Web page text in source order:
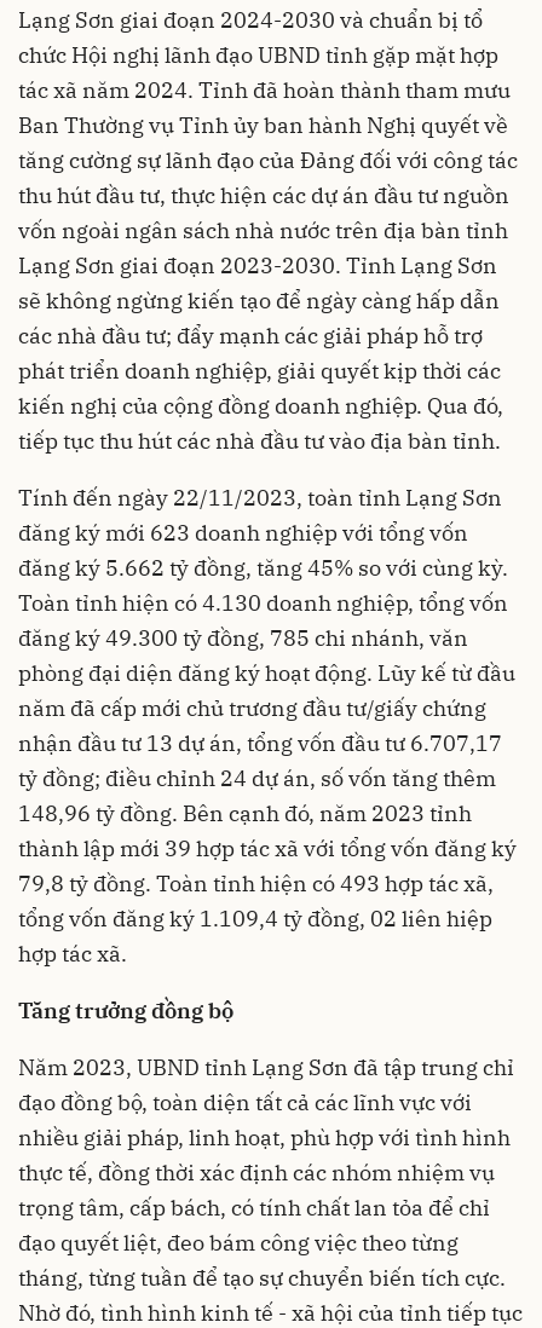
Lạng Sơn giai đoạn 2024-2030 và chuẩn bị tổ
chức Hội nghị lãnh đạo UBND tỉnh gặp mặt hợp
tác xã năm 2024. Tỉnh đã hoàn thành tham mưu
Ban Thường vụ Tỉnh ủy ban hành Nghị quyết về
tăng cường sự lãnh đạo của Đảng đối với công tác
thu hút đầu tư, thực hiện các dự án đầu tư nguồn
vốn ngoài ngân sách nhà nước trên địa bàn tỉnh
Lạng Sơn giai đoạn 2023-2030. Tỉnh Lạng Sơn
sẽ không ngừng kiến tạo để ngày càng hấp dẫn
các nhà đầu tư; đẩy mạnh các giải pháp hỗ trợ
phát triển doanh nghiệp, giải quyết kịp thời các
kiến nghị của cộng đồng doanh nghiệp. Qua đó,
tiếp tục thu hút các nhà đầu tư vào địa bàn tỉnh.
Tính đến ngày 22/11/2023, toàn tỉnh Lạng Sơn
đăng ký mới 623 doanh nghiệp với tổng vốn
đăng ký 5.662 tỷ đồng, tăng 45% so với cùng kỳ.
Toàn tỉnh hiện có 4.130 doanh nghiệp, tổng vốn
đăng ký 49.300 tỷ đồng, 785 chi nhánh, văn
phòng đại diện đăng ký hoạt động. Lũy kế từ đầu
năm đã cấp mới chủ trương đầu tư/giấy chứng
nhận đầu tư 13 dự án, tổng vốn đầu tư 6.707,17
tỷ đồng; điều chỉnh 24 dự án, số vốn tăng thêm
148,96 tỷ đồng. Bên cạnh đó, năm 2023 tỉnh
thành lập mới 39 hợp tác xã với tổng vốn đăng ký
79,8 tỷ đồng. Toàn tỉnh hiện có 493 hợp tác xã,
tổng vốn đăng ký 1.109,4 tỷ đồng, 02 liên hiệp
hợp tác xã.
Tăng trưởng đồng bộ
Năm 2023, UBND tỉnh Lạng Sơn đã tập trung chỉ
đạo đồng bộ, toàn diện tất cả các lĩnh vực với
nhiều giải pháp, linh hoạt, phù hợp với tình hình
thực tế, đồng thời xác định các nhóm nhiệm vụ
trọng tâm, cấp bách, có tính chất lan tỏa để chỉ
đạo quyết liệt, đeo bám công việc theo từng
tháng, từng tuần để tạo sự chuyển biến tích cực.
Nhờ đó, tình hình kinh tế - xã hội của tỉnh tiếp tục